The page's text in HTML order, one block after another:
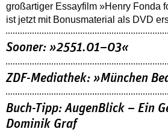
großartiger Essayfilm »Henry Fonda
ist jetzt mit Bonusmaterial als DVD
Sooner: »2551.01–03«
ZDF-Mediathek: »München
Buch-Tipp: AugenBlick – Ein
Dominik Graf